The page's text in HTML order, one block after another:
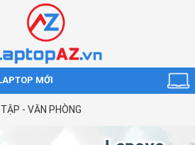
MỚI
- VĂN PHÒNG